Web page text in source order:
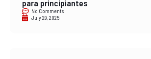
para principiantes
No Comments
July 29, 2025